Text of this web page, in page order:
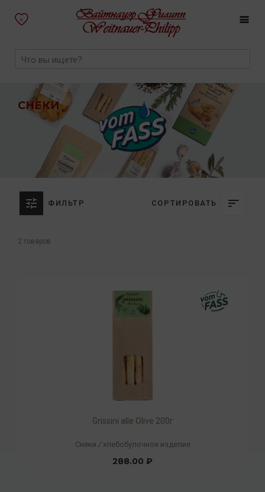
0
СНЕКИ
ФИЛЬТР СОРТИРОВАТЬ
2 товаров
Grissini alle Olive 200г
Снеки / хлебобулочное изделие
288.00 ₽